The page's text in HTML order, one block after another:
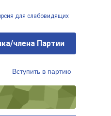
для слабовидящих
члена Партии
Вступить в партию